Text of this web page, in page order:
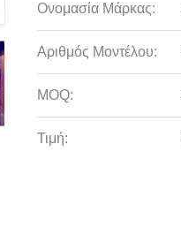
Ονομασία Μάρκας:
Αριθμός Μοντέλου:
MOQ:
Τιμή: